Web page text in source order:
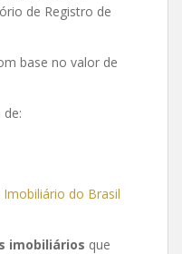
de Registro de
base no valor de
do Brasil
imobiliários que